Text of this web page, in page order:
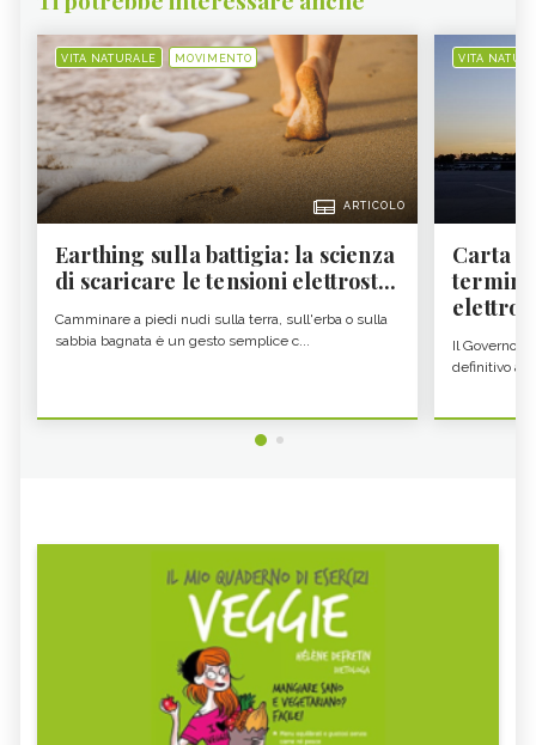
VITA NATURALE MOVIMENTO
ARTICOLO
Earthing sulla battigia: la scienza
di scaricare le tensioni elettrost...
Camminare a piedi nudi sulla terra, sull'erba o sulla
sabbia bagnata è un gesto semplice c...
VITA
Carta
Il Governo
definitivo